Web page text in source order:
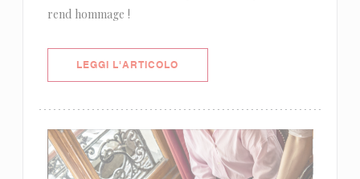
rend hommage !
LEGGI L'ARTICOLO